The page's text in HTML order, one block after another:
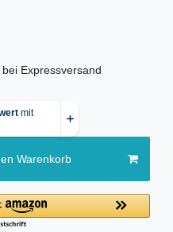
Expressversand
Warenkorb